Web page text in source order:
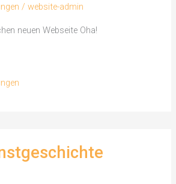
/ website-admin
neuen Webseite Oha!